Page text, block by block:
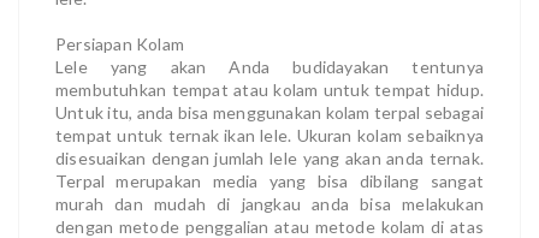
Persiapan Kolam
Lele yang akan Anda budidayakan tentunya
membutuhkan tempat atau kolam untuk tempat hidup.
Untuk itu, anda bisa menggunakan kolam terpal sebagai
tempat untuk ternak ikan lele. Ukuran kolam sebaiknya
disesuaikan dengan jumlah lele yang akan anda ternak.
Terpal merupakan media yang bisa dibilang sangat
murah dan mudah di jangkau anda bisa melakukan
dengan metode penggalian atau metode kolam di atas